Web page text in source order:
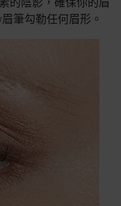
筆勾勒任何眉形。